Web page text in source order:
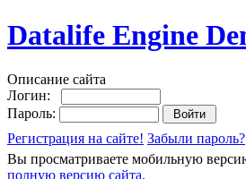
Datalife Engine
Описание сайта
Логин:
Пароль:
Регистрация на сайте! Забыли пароль?
Вы просматриваете мобильную
полную версию сайта.